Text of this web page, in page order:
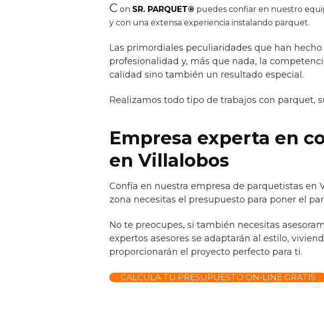
C on SR. PARQUET® puedes confiar en nuestro
y con una extensa experiencia instalando parquet.
Las primordiales peculiaridades que han
profesionalidad y, más que nada, la
calidad sino también un resultado especial.
Realizamos todo tipo de trabajos con parquet,
Empresa experta en
en Villalobos
Confía en nuestra empresa de parquetistas en
zona necesitas el presupuesto para poner el
No te preocupes, si también necesitas
expertos asesores se adaptarán al estilo,
proporcionarán el proyecto perfecto para ti.
CALCULA TU PRESUPUESTO ON-LINE GRATIS